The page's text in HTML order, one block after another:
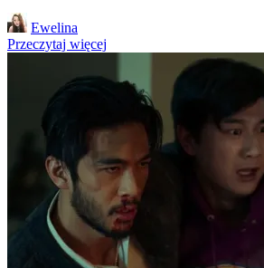
Posted
by
Ewelina
Przeczytaj więcej